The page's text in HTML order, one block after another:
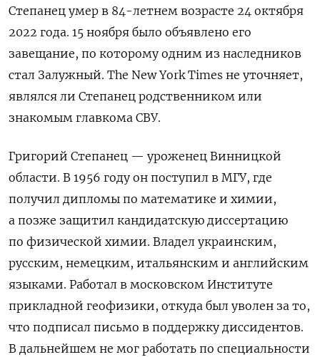
Степанец умер в 84-летнем возрасте 24 октября
2022 года. 15 ноября было объявлено его
завещание, по которому одним из наследников
стал Залужный. The New York Times не уточняет,
являлся ли Степанец родственником или
знакомым главкома СВУ.
Григорий Степанец — уроженец Винницкой
области. В 1956 году он поступил в МГУ, где
получил дипломы по математике и химии,
а позже защитил кандидатскую диссертацию
по физической химии. Владел украинским,
русским, немецким, итальянским и английским
языками. Работал в московском Институте
прикладной геофизики, откуда был уволен за то,
что подписал письмо в поддержку диссидентов.
В дальнейшем не мог работать по специальности